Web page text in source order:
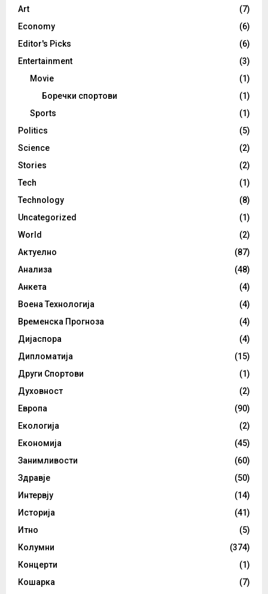
Art
(7)
Economy
(6)
Editor's Picks
(6)
Entertainment
(3)
Movie
(1)
Боречки спортови
(1)
Sports
(1)
Politics
(5)
Science
(2)
Stories
(2)
Tech
(1)
Technology
(8)
Uncategorized
(1)
World
(2)
Актуелно
(87)
Анализа
(48)
Анкета
(4)
Воена Технологија
(4)
Временска Прогноза
(4)
Дијаспора
(4)
Дипломатија
(15)
Други Спортови
(1)
Духовност
(2)
Европа
(90)
Екологија
(2)
Економија
(45)
Занимливости
(60)
Здравје
(50)
Интервју
(14)
Историја
(41)
Итно
(5)
Колумни
(374)
Концерти
(1)
Кошарка
(7)